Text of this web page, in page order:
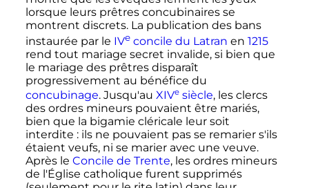
lorsque leurs prêtres concubinaires se
montrent discrets. La publication des bans
instaurée par le IVeconcile du Latran en 1215
rend tout mariage secret invalide, si bien que
le mariage des prêtres disparaît
progressivement au bénéfice du
concubinage. Jusqu'au XIVesiècle, les clercs
des ordres mineurs pouvaient être mariés,
bien que la bigamie cléricale leur soit
interdite : ils ne pouvaient pas se remarier s'ils
étaient veufs, ni se marier avec une veuve.
Après le Concile de Trente, les ordres mineurs
de l'Église catholique furent supprimés